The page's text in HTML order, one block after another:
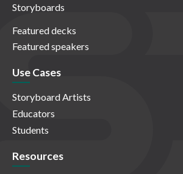
Storyboards
Featured decks
Featured speakers
Use Cases
Storyboard Artists
Educators
Students
Resources